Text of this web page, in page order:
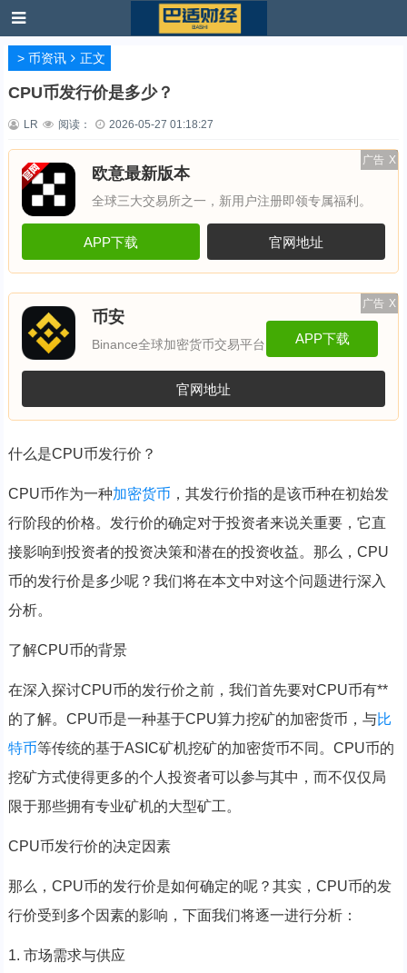
> 币资讯 正文
CPU币发行价是多少？
LR 阅读： 2026-05-27 01:18:27
广告 X
欧意最新版本
全球三大交易所之一，新用户注册即领专属福利。
APP下载 官网地址
广告 X
币安
Binance全球加密货币交易平台 APP下载
官网地址
什么是CPU币发行价？
CPU币作为一种加密货币 ，其发行价指的是该币种在初始发
行阶段的价格。发行价的确定对于投资者来说关重要，它直
接影响到投资者的投资决策和潜在的投资收益。那么，CPU
币的发行价是多少呢？我们将在本文中对这个问题进行深入
分析。
了解CPU币的背景
在深入探讨CPU币的发行价之前，我们首先要对CPU币有**
的了解。CPU币是一种基于CPU算力挖矿的加密货币，与比
特币等传统的基于ASIC矿机挖矿的加密货币不同。CPU币的
挖矿方式使得更多的个人投资者可以参与其中，而不仅仅局
限于那些拥有专业矿机的大型矿工。
CPU币发行价的决定因素
那么，CPU币的发行价是如何确定的呢？其实，CPU币的发
行价受到多个因素的影响，下面我们将逐一进行分析：
1. 市场需求与供应